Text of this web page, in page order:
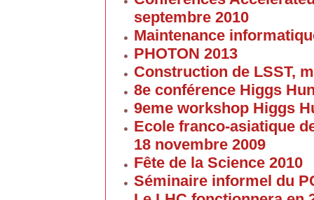
septembre 2010
Maintenance
PHOTON 2013
Construction de LSST,
8e conférence Higgs
9eme workshop Higgs
Ecole franco-asiatique
18 novembre 2009
Fête de la Science 2010
Séminaire informel du